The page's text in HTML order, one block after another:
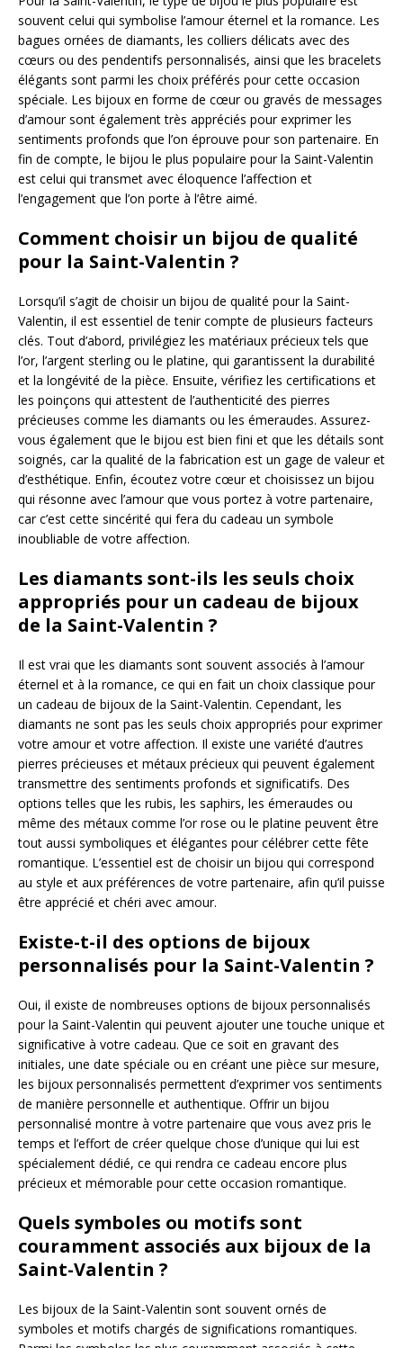
souvent celui qui symbolise l’amour éternel et la romance. Les
bagues ornées de diamants, les colliers délicats avec des
cœurs ou des pendentifs personnalisés, ainsi que les bracelets
élégants sont parmi les choix préférés pour cette occasion
spéciale. Les bijoux en forme de cœur ou gravés de messages
d’amour sont également très appréciés pour exprimer les
sentiments profonds que l’on éprouve pour son partenaire. En
fin de compte, le bijou le plus populaire pour la Saint-Valentin
est celui qui transmet avec éloquence l’affection et
l’engagement que l’on porte à l’être aimé.
Comment choisir un bijou de qualité
pour la Saint-Valentin ?
Lorsqu’il s’agit de choisir un bijou de qualité pour la Saint-
Valentin, il est essentiel de tenir compte de plusieurs facteurs
clés. Tout d’abord, privilégiez les matériaux précieux tels que
l’or, l’argent sterling ou le platine, qui garantissent la durabilité
et la longévité de la pièce. Ensuite, vérifiez les certifications et
les poinçons qui attestent de l’authenticité des pierres
précieuses comme les diamants ou les émeraudes. Assurez-
vous également que le bijou est bien fini et que les détails sont
soignés, car la qualité de la fabrication est un gage de valeur et
d’esthétique. Enfin, écoutez votre cœur et choisissez un bijou
qui résonne avec l’amour que vous portez à votre partenaire,
car c’est cette sincérité qui fera du cadeau un symbole
inoubliable de votre affection.
Les diamants sont-ils les seuls choix
appropriés pour un cadeau de bijoux
de la Saint-Valentin ?
Il est vrai que les diamants sont souvent associés à l’amour
éternel et à la romance, ce qui en fait un choix classique pour
un cadeau de bijoux de la Saint-Valentin. Cependant, les
diamants ne sont pas les seuls choix appropriés pour exprimer
votre amour et votre affection. Il existe une variété d’autres
pierres précieuses et métaux précieux qui peuvent également
transmettre des sentiments profonds et significatifs. Des
options telles que les rubis, les saphirs, les émeraudes ou
même des métaux comme l’or rose ou le platine peuvent être
tout aussi symboliques et élégantes pour célébrer cette fête
romantique. L’essentiel est de choisir un bijou qui correspond
au style et aux préférences de votre partenaire, afin qu’il puisse
être apprécié et chéri avec amour.
Existe-t-il des options de bijoux
personnalisés pour la Saint-Valentin ?
Oui, il existe de nombreuses options de bijoux personnalisés
pour la Saint-Valentin qui peuvent ajouter une touche unique et
significative à votre cadeau. Que ce soit en gravant des
initiales, une date spéciale ou en créant une pièce sur mesure,
les bijoux personnalisés permettent d’exprimer vos sentiments
de manière personnelle et authentique. Offrir un bijou
personnalisé montre à votre partenaire que vous avez pris le
temps et l’effort de créer quelque chose d’unique qui lui est
spécialement dédié, ce qui rendra ce cadeau encore plus
précieux et mémorable pour cette occasion romantique.
Quels symboles ou motifs sont
couramment associés aux bijoux de la
Saint-Valentin ?
Les bijoux de la Saint-Valentin sont souvent ornés de
symboles et motifs chargés de significations romantiques.